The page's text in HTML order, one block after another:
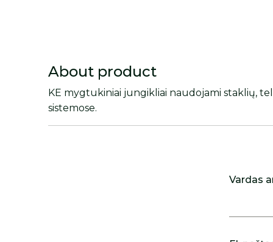
About product
KE mygtukiniai jungikliai naudojami staklių,
sistemose.
Vardas